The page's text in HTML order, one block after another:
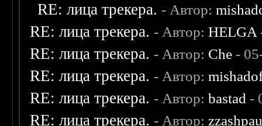
RE: лица трекера. - Автор:
RE: лица трекера. - Автор:HELGA
RE: лица трекера. - Автор: Che -
RE: лица трекера. - Автор:
RE: лица трекера. - Автор:bastad -
RE: лица трекера. - Автор: